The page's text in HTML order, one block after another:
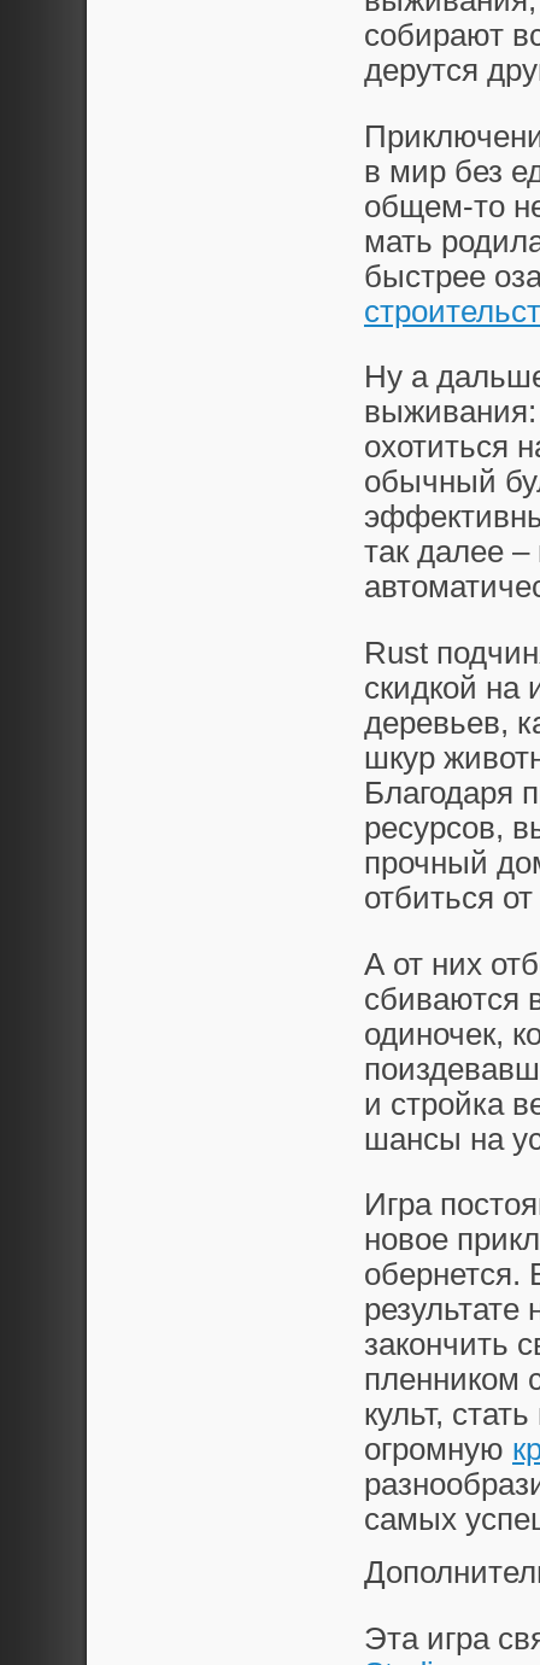
собирают
дерутся
в мир без
общем-то
мать
быстрее
Ну а
выживания:
охотиться
обычный
так далее
Rust
скидкой на
деревьев,
шкур
Благодаря
ресурсов,
прочный
отбиться
А от них
сбиваются
одиночек,
и стройка
шансы на
Игра
новое
обернется.
результате
закончить
пленником
культ,
огромную
самых
Эта игра